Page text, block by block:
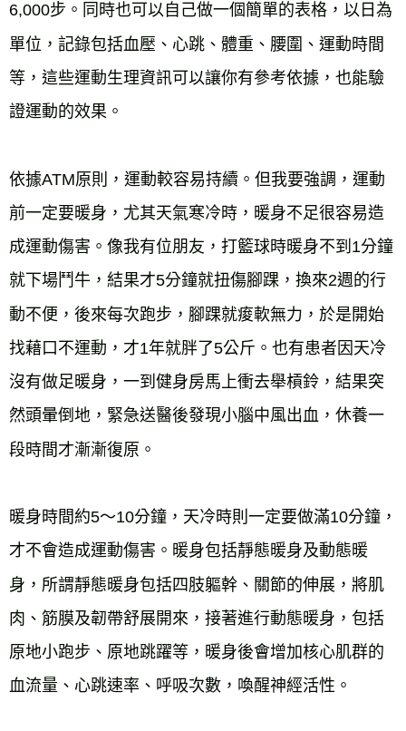
6,000步。同時也可以自己做一個簡單的表格，以日為
單位，記錄包括血壓、心跳、體重、腰圍、運動時間
等，這些運動生理資訊可以讓你有參考依據，也能驗
證運動的效果。
依據ATM原則，運動較容易持續。但我要強調，運動
前一定要暖身，尤其天氣寒冷時，暖身不足很容易造
成運動傷害。像我有位朋友，打籃球時暖身不到1分鐘
就下場鬥牛，結果才5分鐘就扭傷腳踝，換來2週的行
動不便，後來每次跑步，腳踝就痠軟無力，於是開始
找藉口不運動，才1年就胖了5公斤。也有患者因天冷
沒有做足暖身，一到健身房馬上衝去舉槓鈴，結果突
然頭暈倒地，緊急送醫後發現小腦中風出血，休養一
段時間才漸漸復原。
暖身時間約5～10分鐘，天冷時則一定要做滿10分鐘，
才不會造成運動傷害。暖身包括靜態暖身及動態暖
身，所謂靜態暖身包括四肢軀幹、關節的伸展，將肌
肉、筋膜及韌帶舒展開來，接著進行動態暖身，包括
原地小跑步、原地跳躍等，暖身後會增加核心肌群的
血流量、心跳速率、呼吸次數，喚醒神經活性。